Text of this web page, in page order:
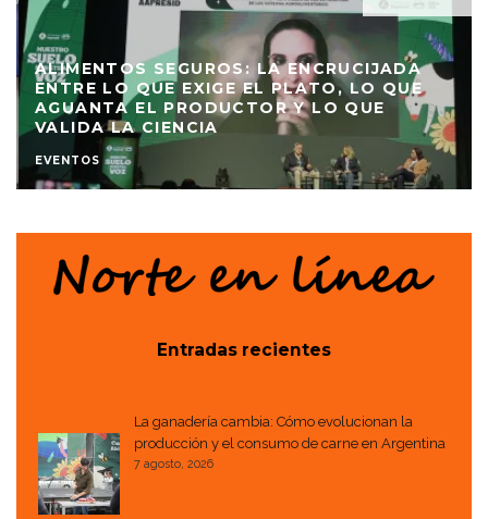
ALIMENTOS SEGUROS: LA ENCRUCIJADA
ENTRE LO QUE EXIGE EL PLATO, LO QUE
AGUANTA EL PRODUCTOR Y LO QUE
VALIDA LA CIENCIA
EVENTOS
Entradas recientes
La ganadería cambia: Cómo evolucionan la
producción y el consumo de carne en Argentina
7 agosto, 2026